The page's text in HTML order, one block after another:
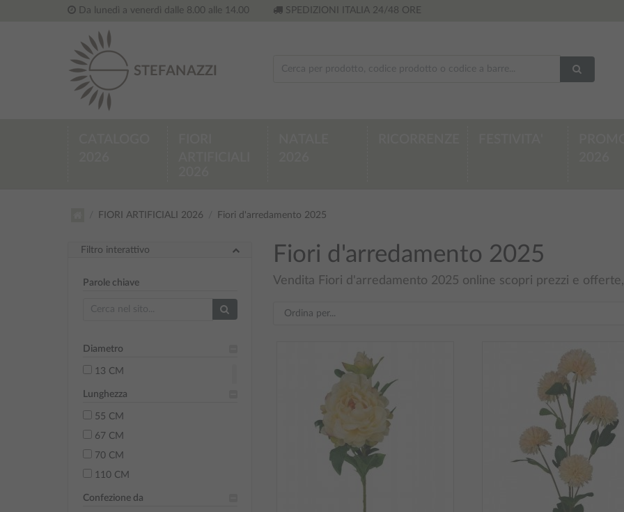
Da lunedì a venerdì dalle 8.00 alle 14.00 SPEDIZIONI ITALIA 24/48 ORE
FIORI ARTIFICIALI 2026 Fiori d'arredamento 2025
Filtro interattivo
Parole chiave
Diametro
13 CM
Lunghezza
55 CM
67 CM
70 CM
110 CM
Confezione da
Fiori d'arredamento 2025
Vendita Fiori d'arredamento 2025 online scopri prezzi e